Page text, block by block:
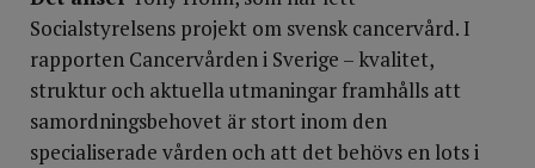
Socialstyrelsens projekt om svensk cancervård. I
rapporten Cancervården i Sverige – kvalitet,
struktur och aktuella utmaningar framhålls att
samordningsbehovet är stort inom den
specialiserade vården och att det behövs en lots i